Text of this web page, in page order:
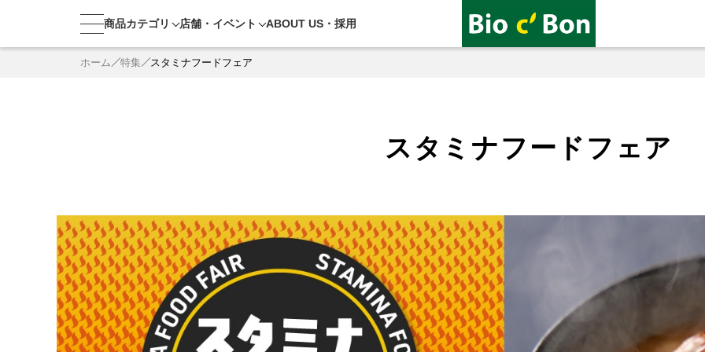
商品カテゴリ 店舗・ イベント ABOUT US・ 採用
ホーム 特集 スタミナフードフェア
スタミナフードフェア